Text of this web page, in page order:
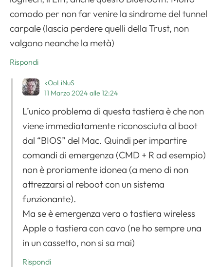
comodo per non far venire la sindrome del tunnel
carpale (lascia perdere quelli della Trust, non
valgono neanche la metà)
Rispondi
kOoLiNuS
11 Marzo 2024 alle 12:24
L’unico problema di questa tastiera è che non
viene immediatamente riconosciuta al boot
dal “BIOS” del Mac. Quindi per impartire
comandi di emergenza (CMD + R ad esempio)
non è proriamente idonea (a meno di non
attrezzarsi al reboot con un sistema
funzionante).
Ma se è emergenza vera o tastiera wireless
Apple o tastiera con cavo (ne ho sempre una
in un cassetto, non si sa mai)
Rispondi
Apri il menu di navigazione